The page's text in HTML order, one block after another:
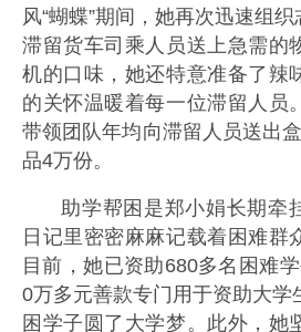
风“蝴蝶”期间，她再次迅速组
滞留货车司乘人员送上急需的
机的口味，她还特意准备了辣
的关怀温暖着每一位滞留人员
带领团队年均向滞留人员送出
品4万份。
助学帮困是郑小娟长期牵
日记里密密麻麻记载着困难群
目前，她已资助680多名困难
0万多元善款专门用于资助大学
困学子圆了大学梦。此外，她